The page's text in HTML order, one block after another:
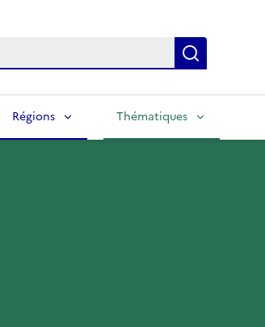
Régions Thématiques